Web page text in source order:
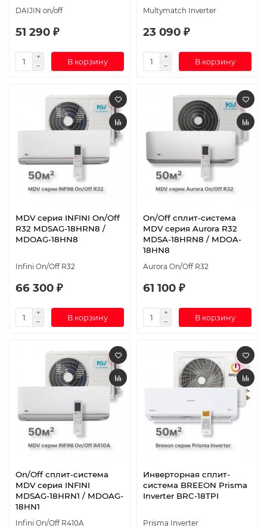
DAIJIN on/off
51 290 ₽
В корзину
Multymatch Inverter
23 090 ₽
В корзину
MDV серия INFINI On/Off
R32 MDSAG-18HRN8 /
MDOAG-18HN8
Infini On/Off R32
66 300 ₽
В корзину
On/Off cплит-система
MDV серия Aurora R32
MDSA-18HRN8 / MDOA-
18HN8
Aurora On/Off R32
61 100 ₽
В корзину
On/Off cплит-система
MDV серия INFINI
MDSAG-18HRN1 / MDOAG-
18HN1
Infini On/Off R410A
Инверторная сплит-
система BREEON Prisma
Inverter BRC-18TPI
Prisma Inverter